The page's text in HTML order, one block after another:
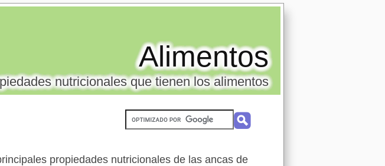
Alimentos
nutricionales que tienen los alimentos
propiedades nutricionales de las ancas de